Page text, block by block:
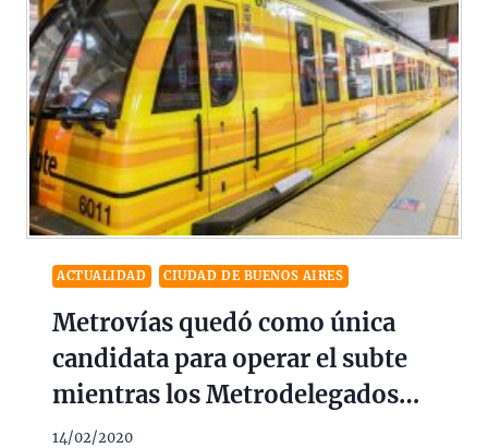
ACTUALIDAD CIUDAD DE BUENOS AIRES
Metrovías quedó como única
candidata para operar el subte
mientras los Metrodelegados
14/02/2020